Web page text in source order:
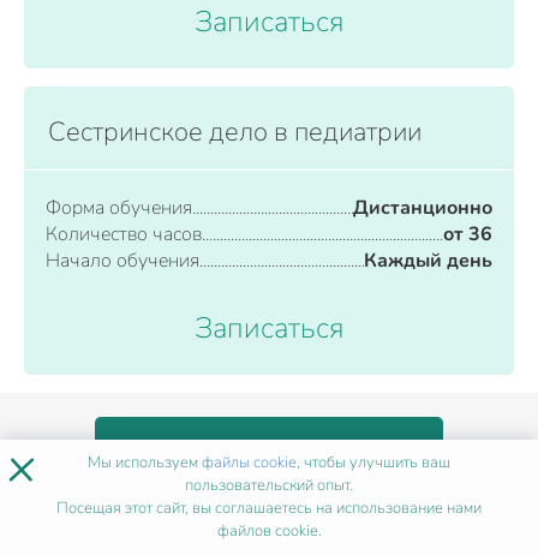
Записаться
Сестринское дело в педиатрии
Форма обучения
Дистанционно
Количество часов
от 36
Начало обучения
Каждый день
Записаться
ВСЕ ПРОГРАММЫ
× Мы используемфайлы cookie, чтобы улучшить ваш
пользовательский опыт.
Посещая этот сайт, вы соглашаетесь на использование нами
файлов cookie.